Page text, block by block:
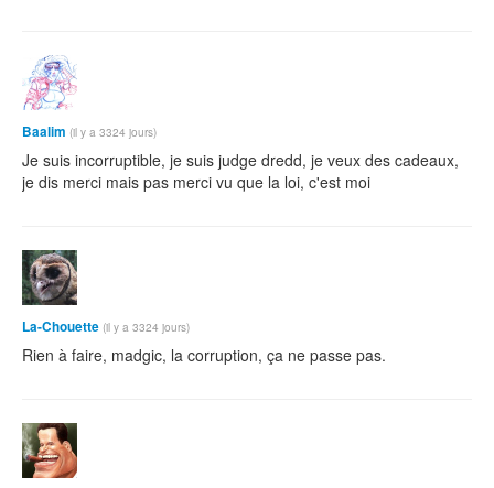
Baalim (il y a 3324 jours)
Je suis incorruptible, je suis judge dredd, je veux des cadeaux,
je dis merci mais pas merci vu que la loi, c'est moi
La-Chouette (il y a 3324 jours)
Rien à faire, madgic, la corruption, ça ne passe pas.